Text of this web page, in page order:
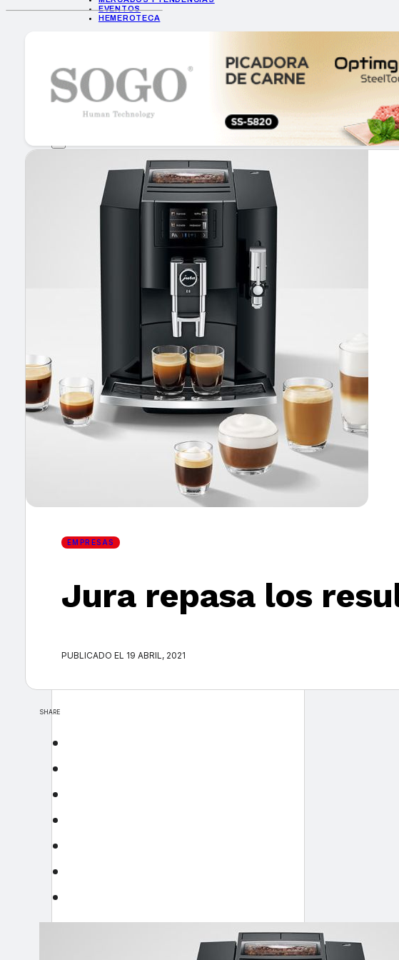
EVENTOS
HEMEROTECA
GUÍA DE COMPRA
NUEVOS PRODUCTOS
CONSEJOS TECH
MERCADOS Y TENDENCIAS
HEMEROTECA
Encuentra tu noticia
Buscar
EMPRESAS
Jura repasa los
PUBLICADO EL 19 ABRIL, 2021
SHARE